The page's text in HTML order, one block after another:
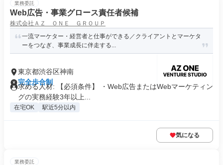
業務委託
Web広告・事業グロース責任者候補
株式会社ＡＺ ＯＮＥ ＧＲＯＵＰ
一流マーケター・経営者と仕事ができる／クライアントとマーケタ
ーをつなぎ、事業成長に伴走する...
東京都渋谷区神南
完全歩合制
求める人材: 【必須条件】 ・Web広告またはWebマーケティン
グの実務経験3年以上...
在宅OK 駅近5分以内
気になる
業務委託